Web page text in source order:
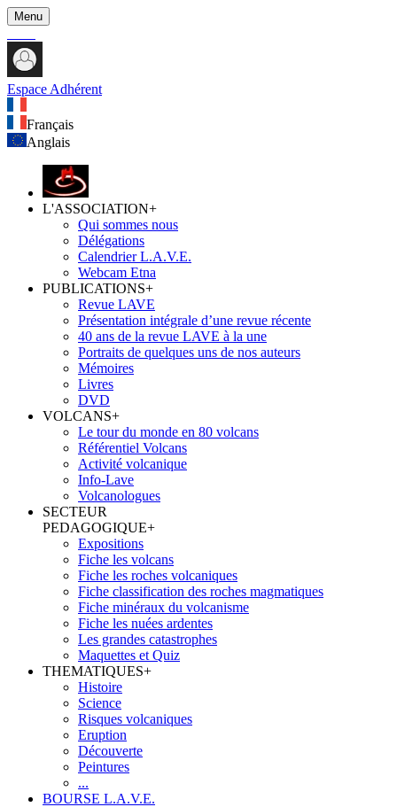
Menu
Espace Adhérent
Français
Anglais
L'ASSOCIATION+
Qui sommes nous
Délégations
Calendrier L.A.V.E.
Webcam Etna
PUBLICATIONS+
Revue LAVE
Présentation intégrale d’une revue récente
40 ans de la revue LAVE à la une
Portraits de quelques uns de nos auteurs
Mémoires
Livres
DVD
VOLCANS+
Le tour du monde en 80 volcans
Référentiel Volcans
Activité volcanique
Info-Lave
Volcanologues
SECTEUR
PEDAGOGIQUE+
Expositions
Fiche les volcans
Fiche les roches volcaniques
Fiche classification des roches magmatiques
Fiche minéraux du volcanisme
Fiche les nuées ardentes
Les grandes catastrophes
Maquettes et Quiz
THEMATIQUES+
Histoire
Science
Risques volcaniques
Eruption
Découverte
Peintures
...
BOURSE L.A.V.E.